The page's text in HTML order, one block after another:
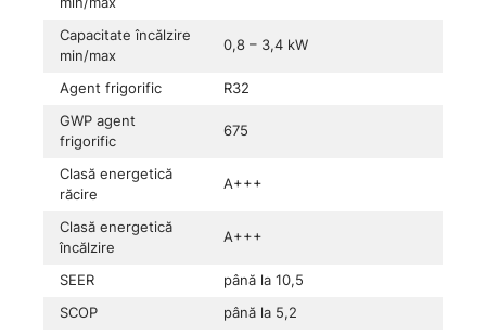
Capacitate încălzire
min/max
0,8 – 3,4 kW
Agent frigorific
R32
GWP agent
frigorific
675
Clasă energetică
răcire
A+++
Clasă energetică
încălzire
A+++
SEER
până la 10,5
SCOP
până la 5,2